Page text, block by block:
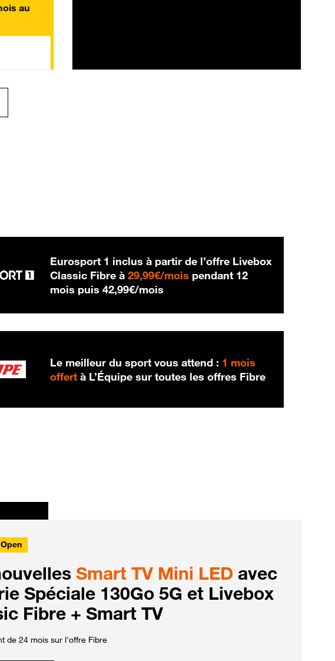
au
Eurosport 1 inclus à partir de l’offre Livebox
Classic Fibre à29,99€/mois 29,99 € par mois
pendant 12
mois puis42,99€/mois
Le meilleur du sport vous attend : 1 mois
offert à L’Équipe sur toutes les offres Fibre
Smart TV Mini LED avec
Spéciale 130Go 5G et Livebox
Fibre + Smart TV
de 24 mois sur l'offre Fibre